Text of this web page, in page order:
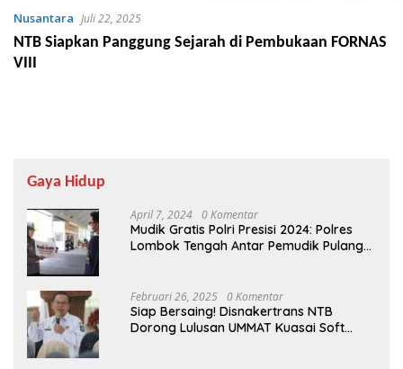
Nusantara Juli 22, 2025
NTB Siapkan Panggung Sejarah di Pembukaan FORNAS
VIII
Gaya Hidup
April 7, 2024 0 Komentar
Mudik Gratis Polri Presisi 2024: Polres
Lombok Tengah Antar Pemudik Pulang
Februari 26, 2025 0 Komentar
Siap Bersaing! Disnakertrans NTB
Dorong Lulusan UMMAT Kuasai Soft